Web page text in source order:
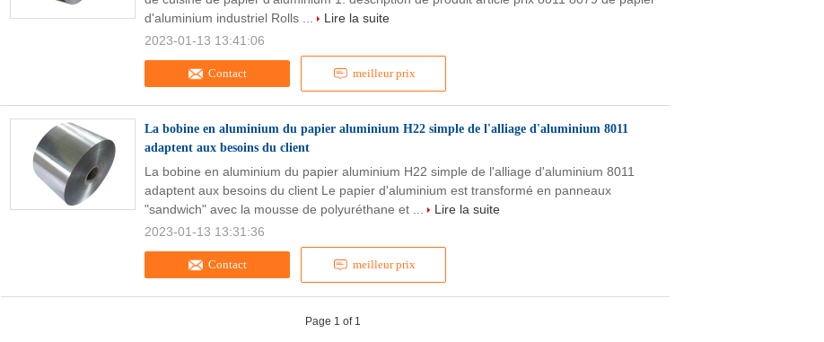
Contact meilleur prix
d'aluminium industriel Rolls ...
Lire la suite
2023-01-13 13:41:06
La bobine en aluminium du papier aluminium H22 simple de l'alliage d'aluminium 8011
adaptent aux besoins du client
Contact meilleur prix
La bobine en aluminium du papier aluminium H22 simple de l'alliage d'aluminium 8011
adaptent aux besoins du client Le papier d'aluminium est transformé en panneaux
"sandwich" avec la mousse de polyuréthane et ...
Lire la suite
2023-01-13 13:31:36
Page 1 of 1